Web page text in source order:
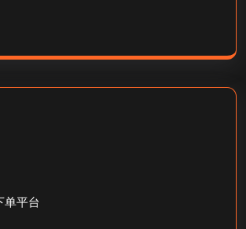
单平台